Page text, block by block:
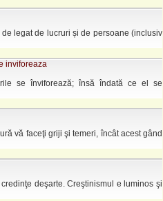
legat de lucruri și de persoane (inclusiv
inviforeaza
se înviforează; însă îndată ce el se
vă faceţi griji şi temeri, încât acest gând
deşarte. Creştinismul e luminos şi